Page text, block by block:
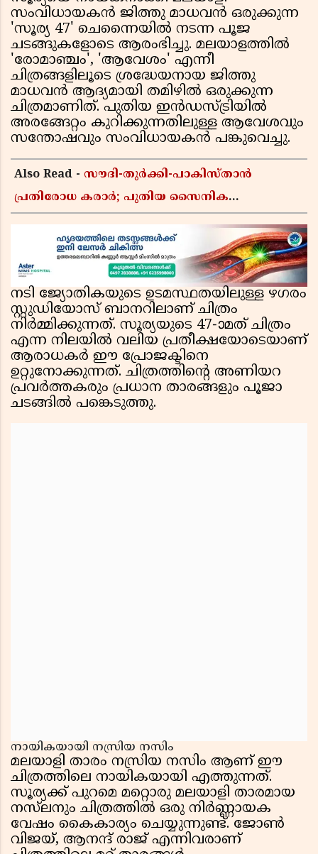
സംവിധായകൻ ജിത്തു മാധവൻ ഒരുക്കുന്ന
'സൂര്യ 47' ചെന്നൈയിൽ നടന്ന പൂജ
ചടങ്ങുകളോടെ ആരംഭിച്ചു. മലയാളത്തിൽ
'രോമാഞ്ചം', 'ആവേശം' എന്നീ
ചിത്രങ്ങളിലൂടെ ശ്രദ്ധേയനായ ജിത്തു
മാധവൻ ആദ്യമായി തമിഴിൽ ഒരുക്കുന്ന
ചിത്രമാണിത്. പുതിയ ഇൻഡസ്ട്രിയിൽ
അരങ്ങേറ്റം കുറിക്കുന്നതിലുള്ള ആവേശവും
സന്തോഷവും സംവിധായകൻ പങ്കുവെച്ചു.
Also Read - സൗദി-തുർക്കി-പാകിസ്താൻ
പ്രതിരോധ കരാർ; പുതിയ സൈനിക
നടി ജ്യോതികയുടെ ഉടമസ്ഥതയിലുള്ള ഴഗരം
സ്റ്റുഡിയോസ് ബാനറിലാണ് ചിത്രം
നിർമ്മിക്കുന്നത്. സൂര്യയുടെ 47-ാമത് ചിത്രം
എന്ന നിലയിൽ വലിയ പ്രതീക്ഷയോടെയാണ്
ആരാധകർ ഈ പ്രോജക്ടിനെ
ഉറ്റുനോക്കുന്നത്. ചിത്രത്തിൻ്റെ അണിയറ
പ്രവർത്തകരും പ്രധാന താരങ്ങളും പൂജാ
ചടങ്ങിൽ പങ്കെടുത്തു.
നായികയായി നസ്രിയ നസിം
മലയാളി താരം നസ്രിയ നസിം ആണ് ഈ
ചിത്രത്തിലെ നായികയായി എത്തുന്നത്.
സൂര്യക്ക് പുറമെ മറ്റൊരു മലയാളി താരമായ
നസ്‌ലനും ചിത്രത്തിൽ ഒരു നിർണ്ണായക
വേഷം കൈകാര്യം ചെയ്യുന്നുണ്ട്. ജോൺ
വിജയ്, ആനന്ദ് രാജ് എന്നിവരാണ്